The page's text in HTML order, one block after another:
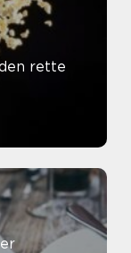
rette